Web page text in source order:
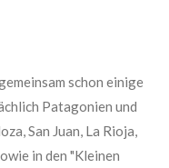
schon einige
Patagonien und
San Juan, La Rioja,
in den "Kleinen